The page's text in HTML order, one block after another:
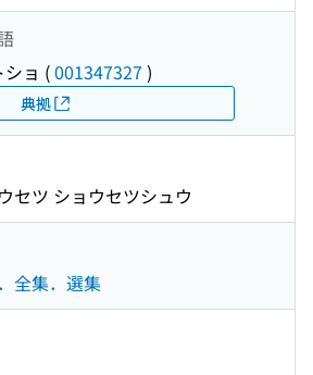
ョ (001347327 )
典拠
セツ ショウセツシュウ
全集．選集